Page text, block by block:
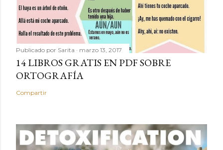
Publicado por Sarita marzo 13, 2017
14 LIBROS GRATIS EN PDF SOBRE
ORTOGRAFÍA
Compartir